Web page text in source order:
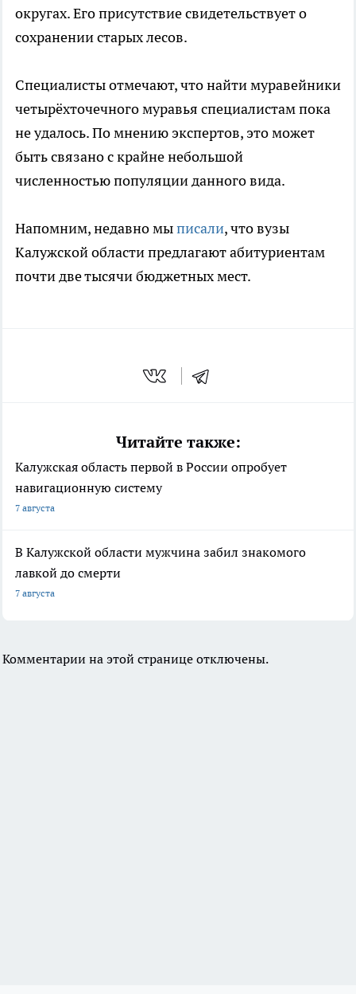
округах. Его присутствие свидетельствует о
сохранении старых лесов.
Специалисты отмечают, что найти муравейники
четырёхточечного муравья специалистам пока
не удалось. По мнению экспертов, это может
быть связано с крайне небольшой
численностью популяции данного вида.
Напомним, недавно мыписали, что вузы
Калужской области предлагают абитуриентам
почти две тысячи бюджетных мест.
Читайте также:
Калужская область первой в России опробует
навигационную систему
7 августа
В Калужской области мужчина забил знакомого
лавкой до смерти
7 августа
Комментарии на этой странице отключены.